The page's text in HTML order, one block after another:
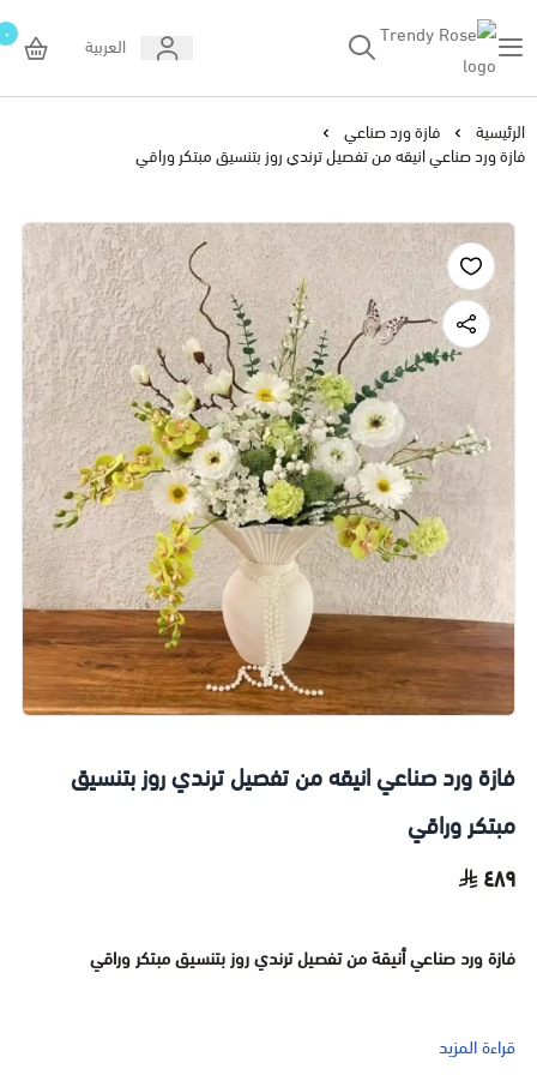
Trendy Rose العربية
٠
الرئيسية
فازة ورد صناعي
فازة ورد صناعي انيقه من تفصيل ترندي روز بتنسيق مبتكر وراقي
فازة ورد صناعي انيقه من تفصيل ترندي روز بتنسيق
مبتكر وراقي
٤٨٩
فازة ورد صناعي أنيقة من تفصيل ترندي روز بتنسيق مبتكر وراقي
أضف لمسة من الفخامة التي لا تذبل إلى منزلك أو مكتبك مع فازة ورد
قراءة المزيد